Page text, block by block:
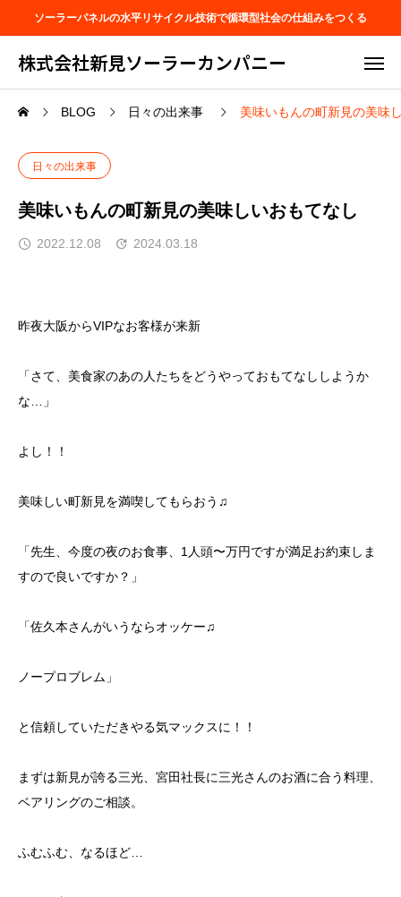
ソーラーパネルの水平リサイクル技術で循環型社会の仕組みをつくる
株式会社新見ソーラーカンパニー
BLOG 日々の出来事 美味いもんの町新見の美味
日々の出来事
美味いもんの町新見の美味しいおもてなし
2022.12.08 2024.03.18
昨夜大阪からVIPなお客様が来新
「さて、美食家のあの人たちをどうやっておもてなししようか
な…」
よし！！
美味しい町新見を満喫してもらおう♫
「先生、今度の夜のお食事、1人頭〜万円ですが満足お約束しま
すので良いですか？」
「佐久本さんがいうならオッケー♫
ノープロブレム」
と信頼していただきやる気マックスに！！
まずは新見が誇る三光、宮田社長に三光さんのお酒に合う料理、
ベアリングのご相談。
ふむふむ、なるほど…